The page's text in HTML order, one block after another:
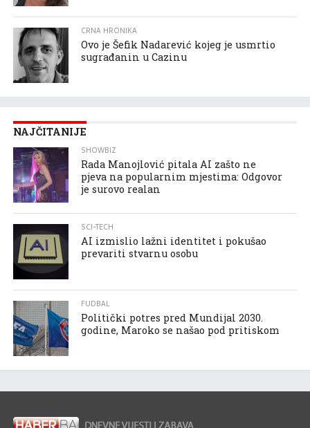
CRNA HRONIKA
Ovo je Šefik Nadarević kojeg je usmrtio
sugrađanin u Cazinu
NAJČITANIJE
SHOWBIZ
Rada Manojlović pitala AI zašto ne
pjeva na popularnim mjestima: Odgovor
je surovo realan
SCI-TECH
AI izmislio lažni identitet i pokušao
prevariti stvarnu osobu
FUDBAL
Politički potres pred Mundijal 2030.
godine, Maroko se našao pod pritiskom